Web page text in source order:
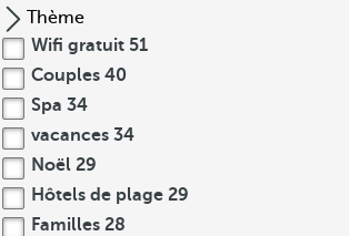
Thème
Wifi gratuit 51
Couples 40
Spa 34
vacances 34
Noël 29
Hôtels de plage 29
Familles 28